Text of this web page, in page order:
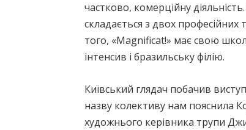
частково, комерційну
складається з двох
того, «Magnificat!» має свою
інтенсив і бразильську філію.
Київський глядач побачив
назву колективу нам пояснила
художнього керівника трупи